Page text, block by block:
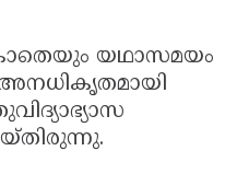
യഥാസമയം